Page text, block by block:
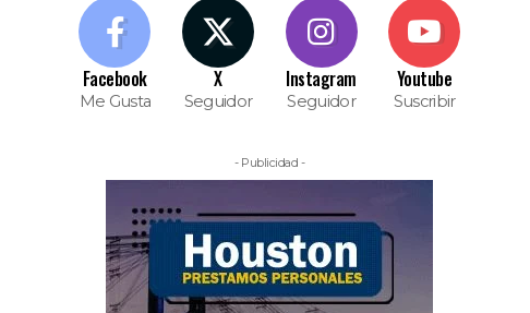
Facebook
Me Gusta
X
Seguidor
Instagram
Seguidor
Youtube
Suscribir
- Publicidad -